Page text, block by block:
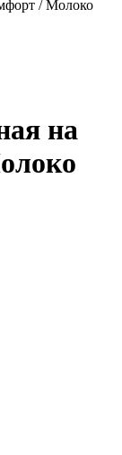
/ Молоко
на